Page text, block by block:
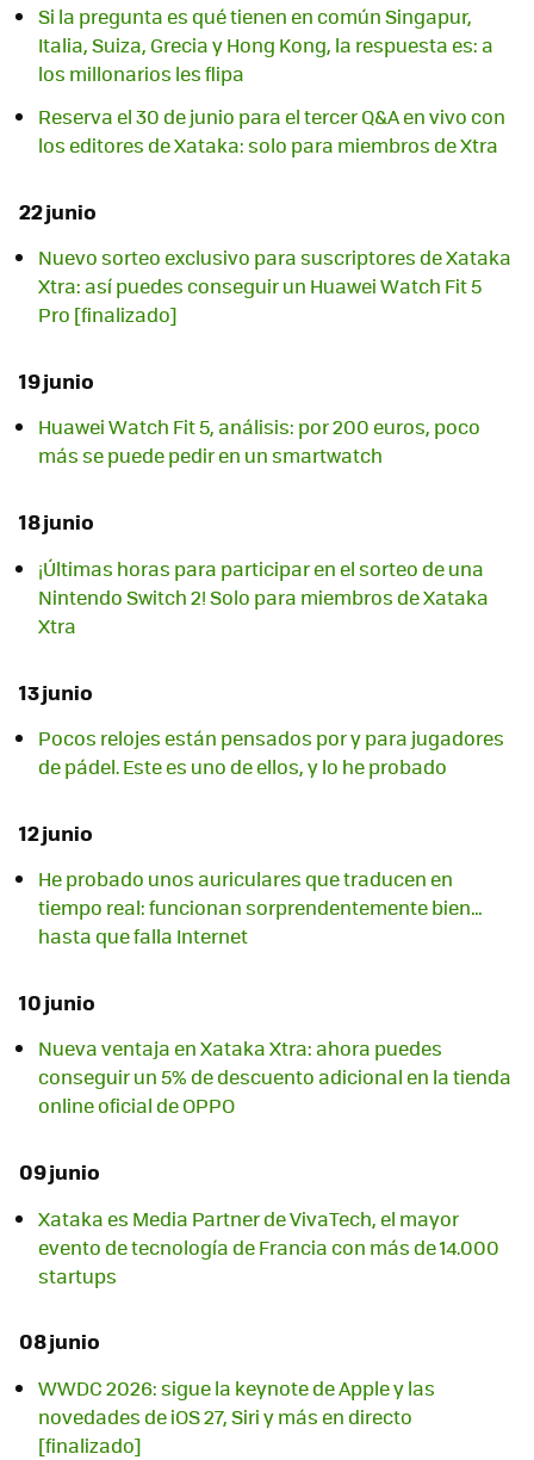
Si la pregunta es qué tienen en común Singapur,
Italia, Suiza, Grecia y Hong Kong, la respuesta es: a
los millonarios les flipa
Reserva el 30 de junio para el tercer Q&A en vivo con
los editores de Xataka: solo para miembros de Xtra
22 junio
Nuevo sorteo exclusivo para suscriptores de Xataka
Xtra: así puedes conseguir un Huawei Watch Fit 5
Pro [finalizado]
19 junio
Huawei Watch Fit 5, análisis: por 200 euros, poco
más se puede pedir en un smartwatch
18 junio
¡Últimas horas para participar en el sorteo de una
Nintendo Switch 2! Solo para miembros de Xataka
Xtra
13 junio
Pocos relojes están pensados por y para jugadores
de pádel. Este es uno de ellos, y lo he probado
12 junio
He probado unos auriculares que traducen en
tiempo real: funcionan sorprendentemente bien…
hasta que falla Internet
10 junio
Nueva ventaja en Xataka Xtra: ahora puedes
conseguir un 5% de descuento adicional en la tienda
online oficial de OPPO
09 junio
Xataka es Media Partner de VivaTech, el mayor
evento de tecnología de Francia con más de 14.000
startups
08 junio
WWDC 2026: sigue la keynote de Apple y las
novedades de iOS 27, Siri y más en directo
[finalizado]